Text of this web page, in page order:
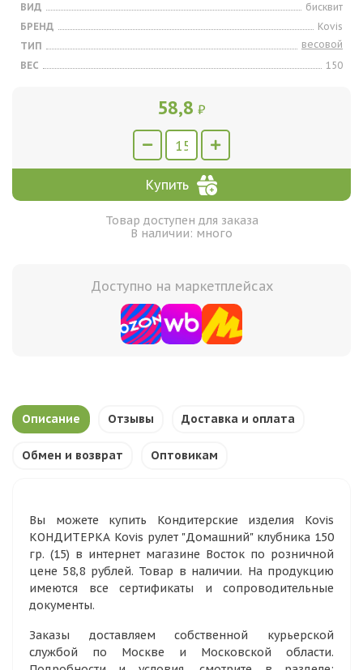
ВИД
бисквит
БРЕНД
Kovis
ТИП
весовой
ВЕС
150
58,8 ₽
Купить
Товар доступен для заказа
В наличии: много
Доступно на маркетплейсах
Описание Отзывы Доставка и оплата
Обмен и возврат Оптовикам
Вы можете купить Кондитерские изделия Kovis
КОНДИТЕРКА Kovis рулет "Домашний" клубника 150
гр. (15) в интернет магазине Восток по розничной
цене 58,8 рублей. Товар в наличии. На продукцию
имеются все сертификаты и сопроводительные
документы.
Заказы доставляем собственной курьерской
службой по Москве и Московской области.